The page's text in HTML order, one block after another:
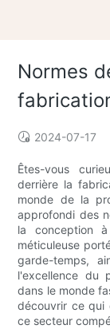
Normes
2024-07-17
Êtes-vous
derrière la
monde de la
approfondi des
la conception à
méticuleuse
garde-temps,
l'excellence du
dans le monde
découvrir ce qui
ce secteur